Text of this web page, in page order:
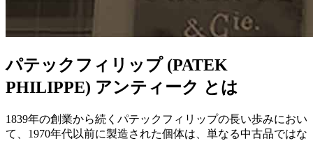
パテックフィリップ (PATEK
PHILIPPE) アンティーク とは
1839年の創業から続くパテックフィリップの長い歩みにおい
て、1970年代以前に製造された個体は、単なる中古品ではな